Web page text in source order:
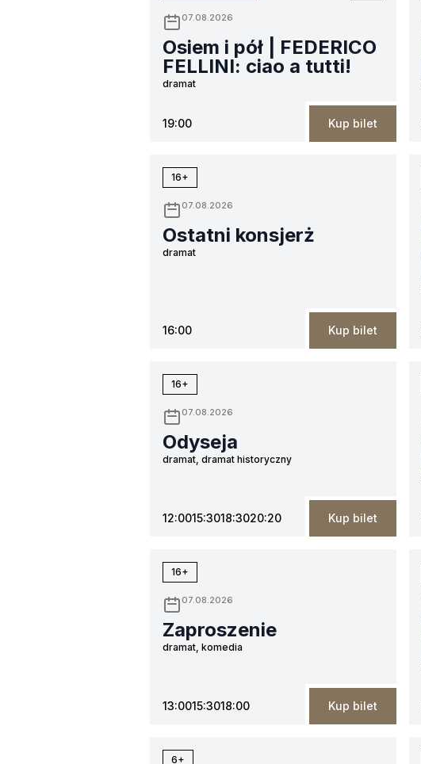
07.08.2026
Osiem i pół | FEDERICO
FELLINI: ciao a tutti!
dramat
19:00 Kup bilet
16+
07.08.2026
Ostatni konsjerż
dramat
16:00 Kup bilet
16+
07.08.2026
Odyseja
dramat, dramat historyczny
12:0015:3018:3020:20 Kup bilet
16+
07.08.2026
Zaproszenie
dramat, komedia
13:0015:3018:00 Kup bilet
6+